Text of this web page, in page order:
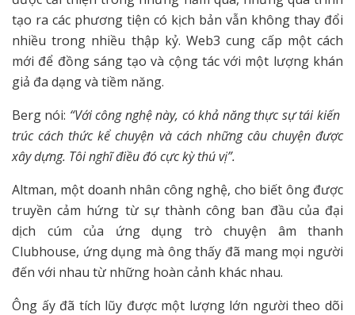
tạo ra các phương tiện có kịch bản vẫn không thay đổi
nhiều trong nhiều thập kỷ. Web3 cung cấp một cách
mới để đồng sáng tạo và cộng tác với một lượng khán
giả đa dạng và tiềm năng.
Berg nói: “Với công nghệ này, có khả năng thực sự tái kiến ​​
trúc cách thức kể chuyện và cách những câu chuyện được
xây dựng. Tôi nghĩ điều đó cực kỳ thú vị”.
Altman, một doanh nhân công nghệ, cho biết ông được
truyền cảm hứng từ sự thành công ban đầu của đại
dịch cúm của ứng dụng trò chuyện âm thanh
Clubhouse, ứng dụng mà ông thấy đã mang mọi người
đến với nhau từ những hoàn cảnh khác nhau.
Ông ấy đã tích lũy được một lượng lớn người theo dõi